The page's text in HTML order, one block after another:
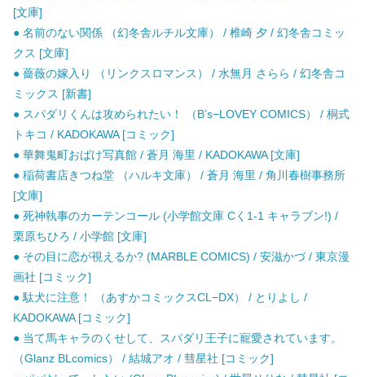
[文庫]
● 名前のない関係 （幻冬舎ルチル文庫） / 椎崎 夕 / 幻冬舎コミッ
クス [文庫]
● 薔薇の嫁入り （リンクスロマンス） / 水無月 さらら / 幻冬舎コ
ミックス [新書]
● スパダリくんは攻められたい！ （B’s−LOVEY COMICS） / 桐式
トキコ / KADOKAWA [コミック]
● 華舞鬼町おばけ写真館 / 蒼月 海里 / KADOKAWA [文庫]
● 稲荷書店きつね堂 （ハルキ文庫） / 蒼月 海里 / 角川春樹事務所
[文庫]
● 死神執事のカーテンコール (小学館文庫 Cく1-1 キャラブン!) /
栗原ちひろ / 小学館 [文庫]
● その目に恋が視えるか? (MARBLE COMICS) / 安滋かづ / 東京漫
画社 [コミック]
● 駄犬に注意！ （あすかコミックスCL−DX） / とりよし /
KADOKAWA [コミック]
● 当て馬キャラのくせして、スパダリ王子に寵愛されています。
（Glanz BLcomics） / 結城アオ / 彗星社 [コミック]